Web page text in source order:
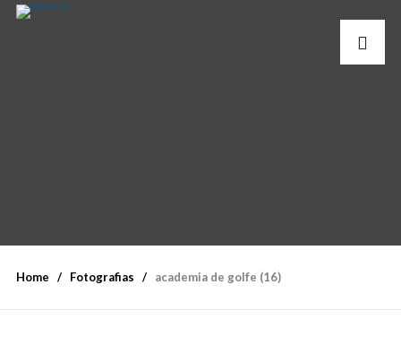
Home Fotografias academia de golfe (16)